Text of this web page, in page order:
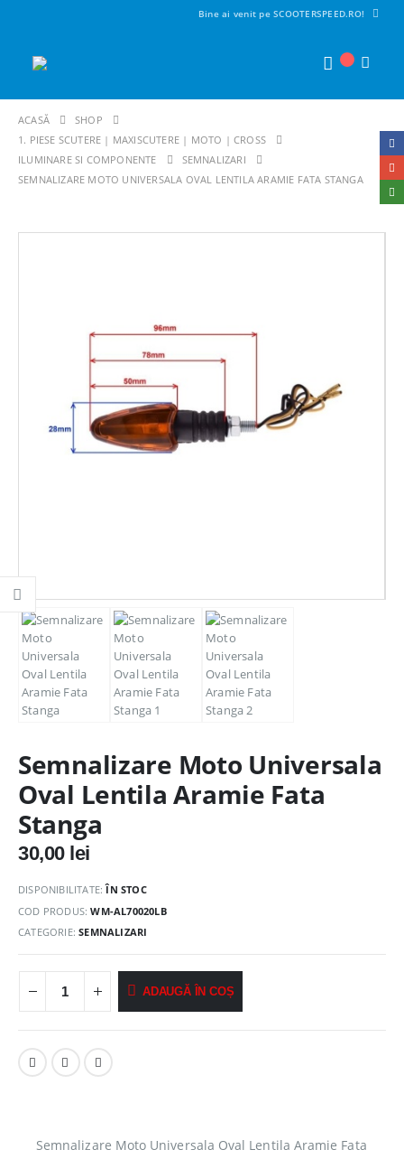
Bine ai venit pe SCOOTERSPEED.RO!
ACASĂ
SHOP
1. PIESE SCUTERE | MAXISCUTERE | MOTO | CROSS
ILUMINARE SI COMPONENTE
SEMNALIZARI
SEMNALIZARE MOTO UNIVERSALA OVAL LENTILA ARAMIE FATA STANGA
Semnalizare Moto Universala
Oval Lentila Aramie Fata
Stanga
30,00 lei
DISPONIBILITATE:ÎN STOC
COD PRODUS:WM-AL70020LB
CATEGORIE:SEMNALIZARI
ADAUGĂ ÎN COȘ
Semnalizare Moto Universala Oval Lentila Aramie Fata